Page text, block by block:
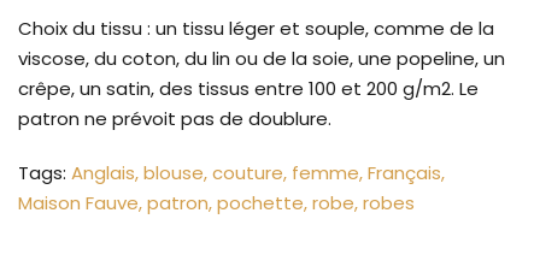
Choix du tissu : un tissu léger et souple, comme de la
viscose, du coton, du lin ou de la soie, une popeline, un
crêpe, un satin, des tissus entre 100 et 200 g/m2. Le
patron ne prévoit pas de doublure.
Tags: Anglais blouse couture femme Français
Maison Fauve patron pochette robe robes